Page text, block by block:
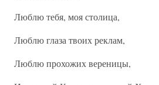
Люблю тебя, моя столица,
Люблю глаза твоих реклам,
Люблю прохожих вереницы,